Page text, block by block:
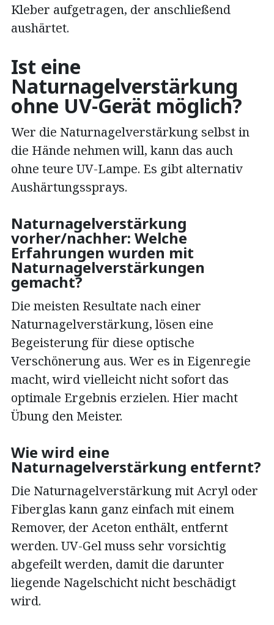
Kleber aufgetragen, der anschließend
aushärtet.
Ist eine
Naturnagelverstärkung
ohne UV-Gerät möglich?
Wer die Naturnagelverstärkung selbst in
die Hände nehmen will, kann das auch
ohne teure UV-Lampe. Es gibt alternativ
Aushärtungssprays.
Naturnagelverstärkung
vorher/nachher: Welche
Erfahrungen wurden mit
Naturnagelverstärkungen
gemacht?
Die meisten Resultate nach einer
Naturnagelverstärkung, lösen eine
Begeisterung für diese optische
Verschönerung aus. Wer es in Eigenregie
macht, wird vielleicht nicht sofort das
optimale Ergebnis erzielen. Hier macht
Übung den Meister.
Wie wird eine
Naturnagelverstärkung entfernt?
Die Naturnagelverstärkung mit Acryl oder
Fiberglas kann ganz einfach mit einem
Remover, der Aceton enthält, entfernt
werden. UV-Gel muss sehr vorsichtig
abgefeilt werden, damit die darunter
liegende Nagelschicht nicht beschädigt
wird.